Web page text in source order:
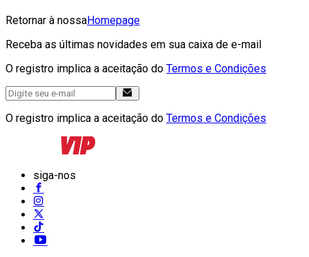
Retornar à nossaHomepage
Receba as últimas novidades em sua caixa de e-mail
O registro implica a aceitação do Termos e Condições
O registro implica a aceitação do Termos e Condições
siga-nos